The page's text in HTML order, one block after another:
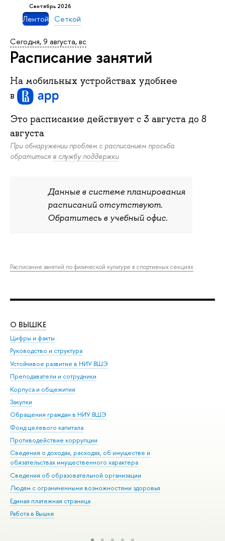
сентябрь 2026
Лентой Сеткой
Сегодня, 9 августа, вс
Расписание занятий
На мобильных устройствах удобнее
в
Это расписание действует c 3 августа до 8
августа
При обнаружении проблем с расписанием просьба
обратиться в службу поддержки
Данные в системе планирования
расписаний отсутствуют.
Обратитесь в учебный офис.
Расписание занятий по физической культуре в спортивных секциях
О ВЫШКЕ
Цифры и факты
Руководство и структура
Устойчивое развитие в НИУ ВШЭ
Преподаватели и сотрудники
Корпуса и общежития
Закупки
Обращения граждан в НИУ ВШЭ
Фонд целевого капитала
Противодействие коррупции
Сведения о доходах, расходах, об имуществе и
обязательствах имущественного характера
Сведения об образовательной организации
Людям с ограниченными возможностями здоровья
Единая платежная страница
Работа в Вышке